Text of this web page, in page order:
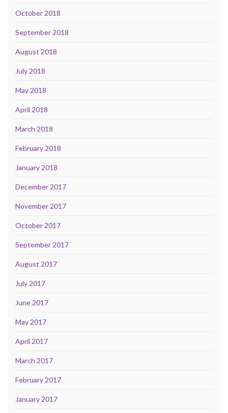
October 2018
September 2018
August 2018
July 2018
May 2018
April 2018
March 2018
February 2018
January 2018
December 2017
November 2017
October 2017
September 2017
August 2017
July 2017
June 2017
May 2017
April 2017
March 2017
February 2017
January 2017